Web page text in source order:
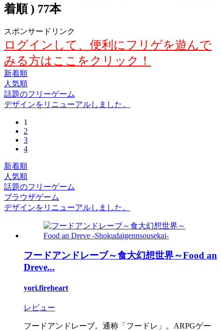
着順 ) 77本
スポンサードリンク
ログインして、便利にフリゲを遊んで
みる方はここをクリック！
新着順
人気順
話題のフリーゲーム
デザインをリニューアルしました。
1
2
3
4
新着順
人気順
話題のフリーゲーム
ブラウザゲーム
デザインをリニューアルしました。
フードアンドレーブ～食大幻想世界～Food an
Dreve...
yori.fireheart
レビュー
フードアンドレーブ。通称「フードレ」。ARPGゲー